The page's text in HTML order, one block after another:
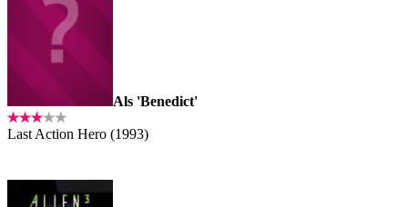
Als 'Benedict'
Last Action Hero (1993)